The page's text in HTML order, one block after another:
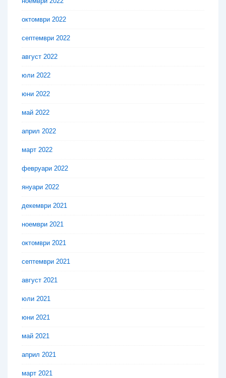
октомври 2022
септември 2022
август 2022
юли 2022
юни 2022
май 2022
април 2022
март 2022
февруари 2022
януари 2022
декември 2021
ноември 2021
октомври 2021
септември 2021
август 2021
юли 2021
юни 2021
май 2021
април 2021
март 2021